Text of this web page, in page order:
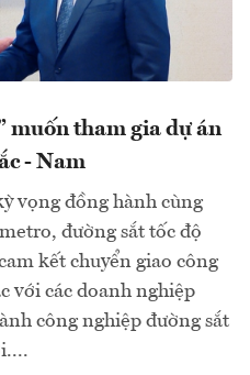
muốn tham gia dự án
- Nam
vọng đồng hành cùng
đường sắt tốc độ
kết chuyển giao công
với các doanh nghiệp
công nghiệp đường sắt